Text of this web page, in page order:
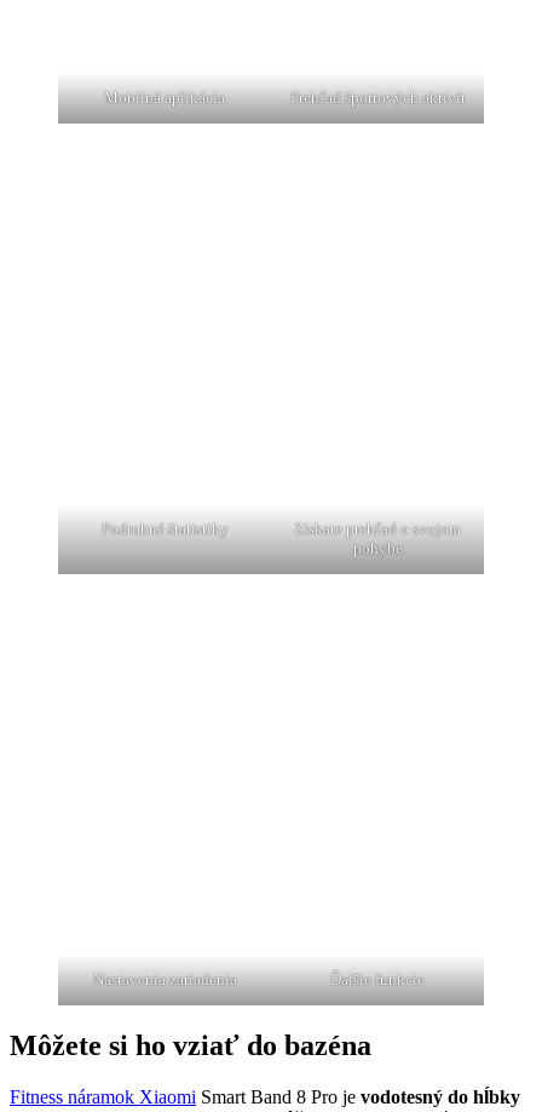
Mobilná aplikácia Prehľad športových aktivít
Podrobné štatistiky
Získate prehľad o svojom
pohybe
Nastavenia zariadenia Ďalšie funkcie
Môžete si ho vziať do bazéna
Fitness náramok Xiaomi Smart Band 8 Pro je vodotesný do hĺbky